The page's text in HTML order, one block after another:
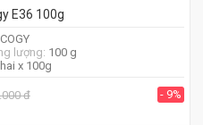
E36 100g
lượng: 100 g
x 100g
đ - 9%